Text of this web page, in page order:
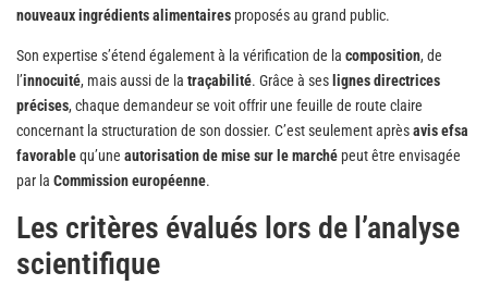
nouveaux ingrédients alimentaires proposés au grand public.
Son expertise s’étend également à la vérification de la composition, de
l’innocuité, mais aussi de la traçabilité. Grâce à ses lignes directrices
précises, chaque demandeur se voit offrir une feuille de route claire
concernant la structuration de son dossier. C’est seulement aprèsavis efsa
favorablequ’une autorisation de mise sur le marché peut être envisagée
par la Commission européenne.
Les critères évalués lors de l’analyse
scientifique